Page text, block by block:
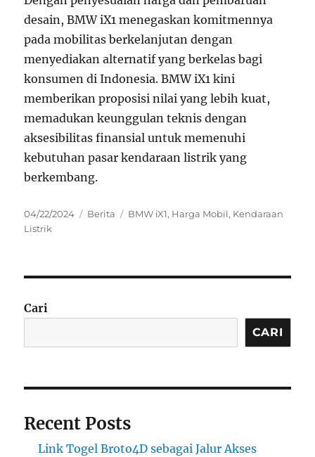
desain, BMW iX1 menegaskan komitmennya
pada mobilitas berkelanjutan dengan
menyediakan alternatif yang berkelas bagi
konsumen di Indonesia. BMW iX1 kini
memberikan proposisi nilai yang lebih kuat,
memadukan keunggulan teknis dengan
aksesibilitas finansial untuk memenuhi
kebutuhan pasar kendaraan listrik yang
berkembang.
Posted
on
04/22/2024 Categories
Berita Tags
BMW iX1, Harga Mobil, Kendaraan
Listrik
Cari
CARI
Recent Posts
Link Togel Broto4D sebagai Jalur Akses